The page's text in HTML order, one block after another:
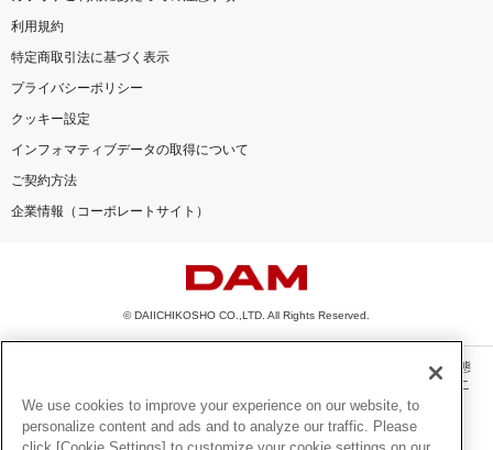
利用規約
特定商取引法に基づく表示
プライバシーポリシー
クッキー設定
インフォマティブデータの取得について
ご契約方法
企業情報（コーポレートサイト）
© DAIICHIKOSHO CO.,LTD. All Rights Reserved.
このサイトに掲載されている一切の文章・画像・写真・動画・音声等を、手段や形態
を問わず、著作権法の定める範囲を超えて無断で複製、転載、ファイル化などするこ
とを禁じます。
楽曲及びコンテンツは、機種によりご利用いただけない場合があります。
We use cookies to improve your experience on our website, to
personalize content and ads and to analyze our traffic. Please